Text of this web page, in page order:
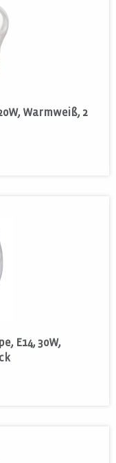
Warmweiß, 2
E14, 30W,